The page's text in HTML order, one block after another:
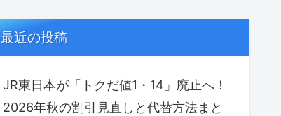
最近の投稿
JR東日本が「トクだ値1・14」廃止へ！
2026年秋の割引見直しと代替方法まと